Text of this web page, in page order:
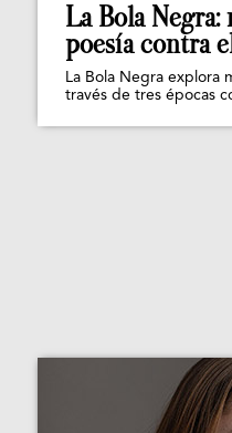
La Bola Negra:
poesía contra
La Bola Negra explora
través de tres épocas